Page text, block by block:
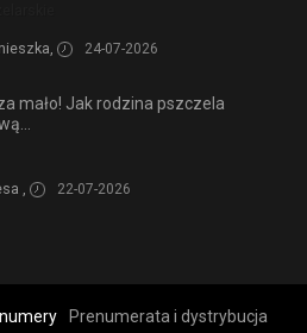
24-07-2026
mało! Jak rodzina pszczela
, 22-07-2026
Prenumerata i dystrybucja